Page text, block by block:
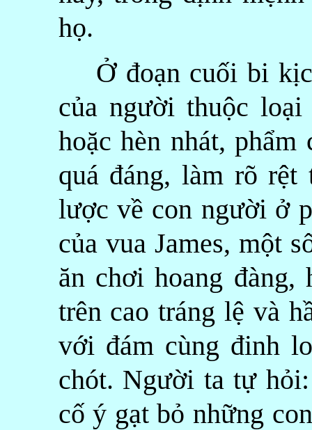
họ.
Ở đoạn cuối bi
của người thuộc
hoặc hèn nhát,
quá đáng, làm rõ
lược về con người ở
của vua James, một
ăn chơi hoang
trên cao tráng lệ và
với đám cùng đinh
chót. Người ta tự
cố ý gạt bỏ những